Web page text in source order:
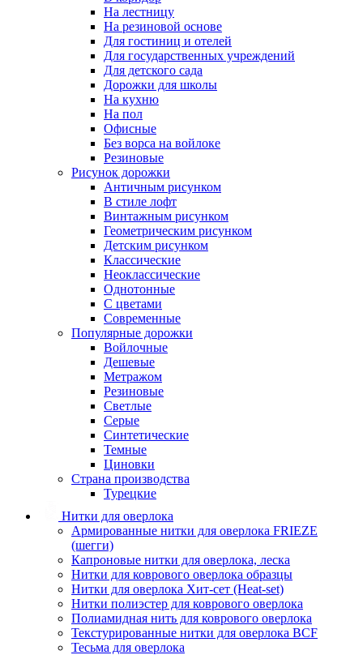
На лестницу
На резиновой основе
Для гостиниц и отелей
Для государственных учреждений
Для детского сада
Дорожки для школы
На кухню
На пол
Офисные
Без ворса на войлоке
Резиновые
Рисунок дорожки
Античным рисунком
В стиле лофт
Винтажным рисунком
Геометрическим рисунком
Детским рисунком
Классические
Неоклассические
Однотонные
С цветами
Современные
Популярные дорожки
Войлочные
Дешевые
Метражом
Резиновые
Светлые
Серые
Синтетические
Темные
Циновки
Страна производства
Турецкие
Нитки для оверлока
Армированные нитки для оверлока FRIEZE
(шегги)
Капроновые нитки для оверлока, леска
Нитки для коврового оверлока образцы
Нитки для оверлока Хит-сет (Heat-set)
Нитки полиэстер для коврового оверлока
Полиамидная нить для коврового оверлока
Текстурированные нитки для оверлока BCF
Тесьма для оверлока